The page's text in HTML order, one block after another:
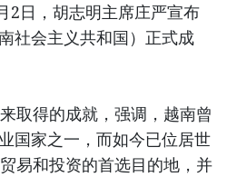
2日，胡志明主席庄严宣布
社会主义共和国）正式成
取得的成就，强调，越南曾
国家之一，而如今已位居世
易和投资的首选目的地，并